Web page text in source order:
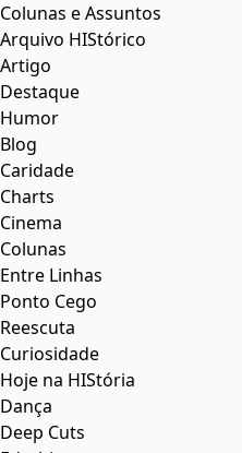
Colunas e Assuntos
Arquivo HIStórico
Artigo
Destaque
Humor
Blog
Caridade
Charts
Cinema
Colunas
Entre Linhas
Ponto Cego
Reescuta
Curiosidade
Hoje na HIStória
Dança
Deep Cuts